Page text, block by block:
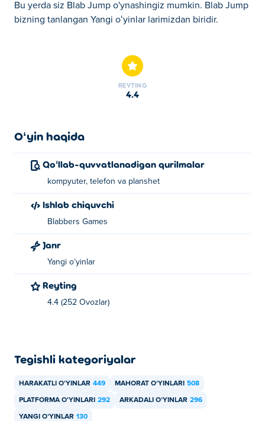
Bu yerda siz Blab Jump o'ynashingiz mumkin. Blab Jump
bizning tanlangan Yangi oʻyinlar larimizdan biridir.
REYTING
4.4
Oʻyin haqida
Qoʻllab-quvvatlanadigan qurilmalar
kompyuter, telefon va planshet
Ishlab chiquvchi
Blabbers Games
Janr
Yangi oʻyinlar
Reyting
4.4 (252 Ovozlar)
Tegishli kategoriyalar
HARAKATLI OʻYINLAR 449 MAHORAT OʻYINLARI 508
PLATFORMA OʻYINLARI 292 ARKADALI OʻYINLAR 296
YANGI OʻYINLAR 130